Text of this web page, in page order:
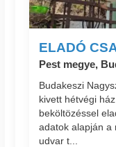
ELADÓ
Pest megye,
Budakeszi
kivett hétvégi
beköltözéssel
adatok alapján a
udvar t...